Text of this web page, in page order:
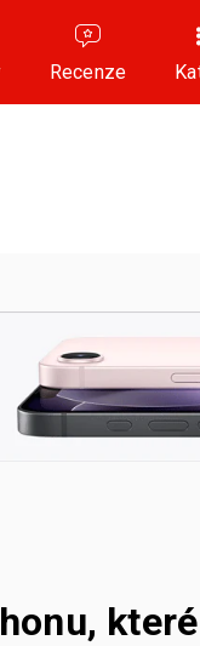
Recenze